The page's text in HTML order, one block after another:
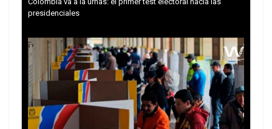
presidenciales